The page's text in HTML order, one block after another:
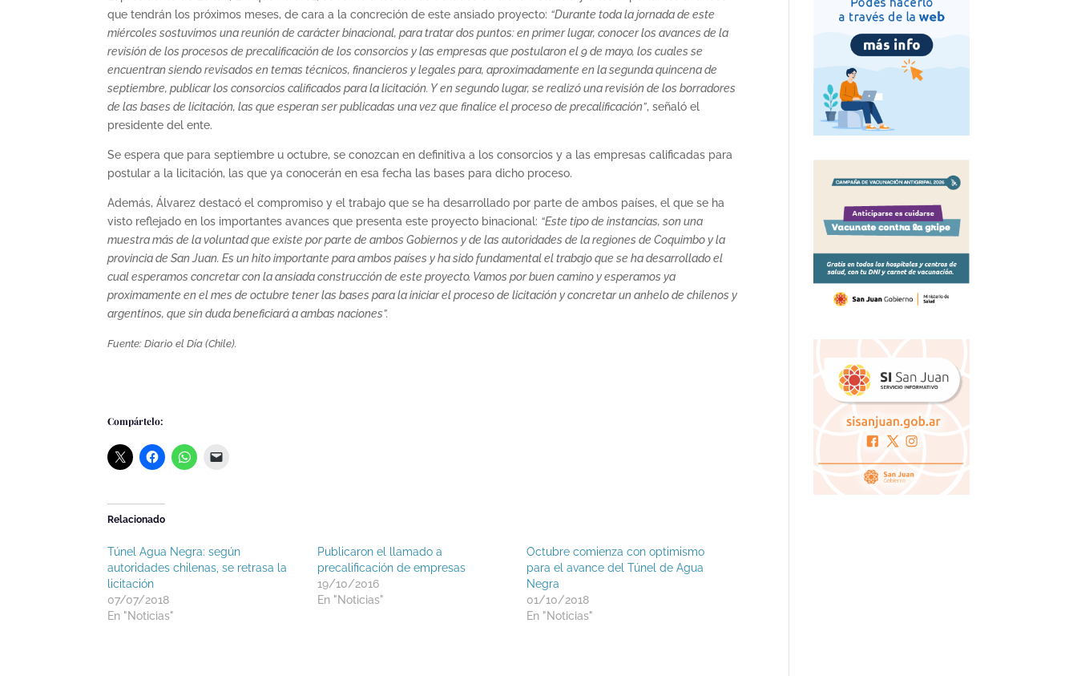
que tendrán los próximos meses, de cara a la concreción de este ansiado proyecto: “Durante toda la jornada de este
miércoles sostuvimos una reunión de carácter binacional, para tratar dos puntos: en primer lugar, conocer los avances de la
revisión de los procesos de precalificación de los consorcios y las empresas que postularon el 9 de mayo, los cuales se
encuentran siendo revisados en temas técnicos, financieros y legales para, aproximadamente en la segunda quincena de
septiembre, publicar los consorcios calificados para la licitación. Y en segundo lugar, se realizó una revisión de los borradores
de las bases de licitación, las que esperan ser publicadas una vez que finalice el proceso de precalificación”, señaló el
presidente del ente.
Se espera que para septiembre u octubre, se conozcan en definitiva a los consorcios y a las empresas calificadas para
postular a la licitación, las que ya conocerán en esa fecha las bases para dicho proceso.
Además, Álvarez destacó el compromiso y el trabajo que se ha desarrollado por parte de ambos países, el que se ha
visto reflejado en los importantes avances que presenta este proyecto binacional: “Este tipo de instancias, son una
muestra más de la voluntad que existe por parte de ambos Gobiernos y de las autoridades de la regiones de Coquimbo y la
provincia de San Juan. Es un hito importante para ambos países y ha sido fundamental el trabajo que se ha desarrollado el
cual esperamos concretar con la ansiada construcción de este proyecto. Vamos por buen camino y esperamos ya
proximamente en el mes de octubre tener las bases para la iniciar el proceso de licitación y concretar un anhelo de chilenos y
argentinos, que sin duda beneficiará a ambas naciones”.
Fuente: Diario el Día (Chile).
Compártelo:
Relacionado
Túnel Agua Negra: según
autoridades chilenas, se retrasa la
licitación
07/07/2018
En "Noticias"
Publicaron el llamado a
precalificación de empresas
19/10/2016
En "Noticias"
Octubre comienza con optimismo
para el avance del Túnel de Agua
Negra
01/10/2018
En "Noticias"